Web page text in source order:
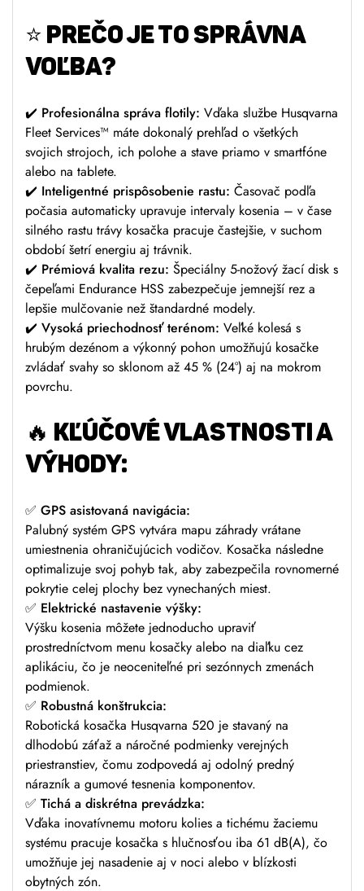
⭐ PREČO JE TO SPRÁVNA
VOĽBA?
✔️ Profesionálna správa flotily: Vďaka službe Husqvarna
Fleet Services™ máte dokonalý prehľad o všetkých
svojich strojoch, ich polohe a stave priamo v smartfóne
alebo na tablete.
✔️ Inteligentné prispôsobenie rastu: Časovač podľa
počasia automaticky upravuje intervaly kosenia – v čase
silného rastu trávy kosačka pracuje častejšie, v suchom
období šetrí energiu aj trávnik.
✔️ Prémiová kvalita rezu: Špeciálny 5-nožový žací disk s
čepeľami Endurance HSS zabezpečuje jemnejší rez a
lepšie mulčovanie než štandardné modely.
✔️ Vysoká priechodnosť terénom: Veľké kolesá s
hrubým dezénom a výkonný pohon umožňujú kosačke
zvládať svahy so sklonom až 45 % (24°) aj na mokrom
povrchu.
🔥 KĽÚČOVÉ VLASTNOSTI A
VÝHODY:
✅ GPS asistovaná navigácia:
Palubný systém GPS vytvára mapu záhrady vrátane
umiestnenia ohraničujúcich vodičov. Kosačka následne
optimalizuje svoj pohyb tak, aby zabezpečila rovnomerné
pokrytie celej plochy bez vynechaných miest.
✅ Elektrické nastavenie výšky:
Výšku kosenia môžete jednoducho upraviť
prostredníctvom menu kosačky alebo na diaľku cez
aplikáciu, čo je neoceniteľné pri sezónnych zmenách
podmienok.
✅ Robustná konštrukcia:
Robotická kosačka Husqvarna 520 je stavaný na
dlhodobú záťaž a náročné podmienky verejných
priestranstiev, čomu zodpovedá aj odolný predný
nárazník a gumové tesnenia komponentov.
✅ Tichá a diskrétna prevádzka:
Vďaka inovatívnemu motoru kolies a tichému žaciemu
systému pracuje kosačka s hlučnosťou iba 61 dB(A), čo
umožňuje jej nasadenie aj v noci alebo v blízkosti
obytných zón.